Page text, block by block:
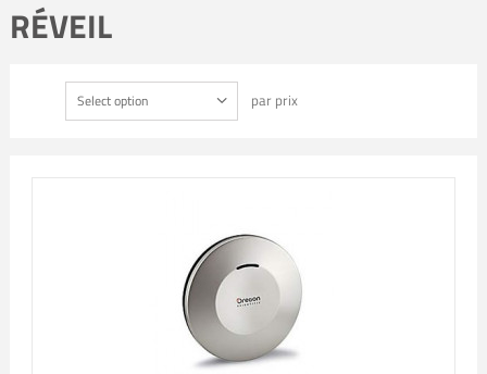
RÉVEIL
Select option par prix